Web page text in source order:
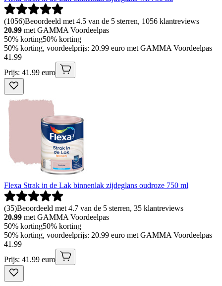
(1056)Beoordeeld met 4.5 van de 5 sterren, 1056 klantreviews
20.99 met GAMMA Voordeelpas
50% korting50% korting
50% korting, voordeelprijs: 20.99 euro met GAMMA Voordeelpas
41.99
Prijs: 41.99 euro
Flexa Strak in de Lak binnenlak zijdeglans oudroze 750 ml
(35)Beoordeeld met 4.7 van de 5 sterren, 35 klantreviews
20.99 met GAMMA Voordeelpas
50% korting50% korting
50% korting, voordeelprijs: 20.99 euro met GAMMA Voordeelpas
41.99
Prijs: 41.99 euro